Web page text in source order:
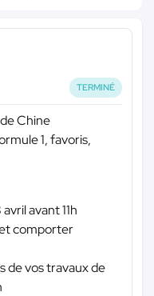
TERMINÉ
Chine
1, favoris,
avant 11h
comporter
de vos travaux de